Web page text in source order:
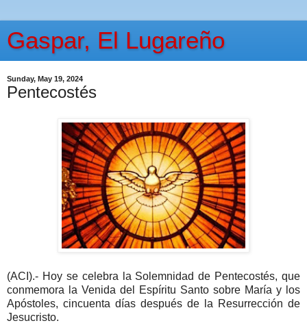
Gaspar, El Lugareño
Sunday, May 19, 2024
Pentecostés
(ACI).- Hoy se celebra la Solemnidad de Pentecostés, que
conmemora la Venida del Espíritu Santo sobre María y los
Apóstoles, cincuenta días después de la Resurrección de
Jesucristo.